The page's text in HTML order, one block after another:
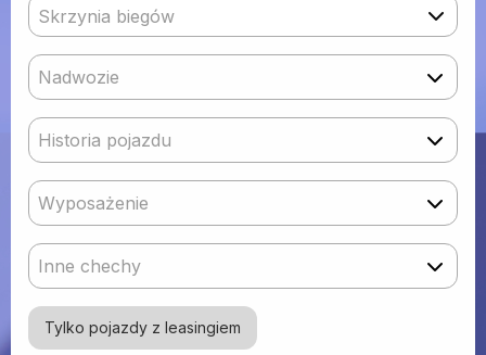
Skrzynia biegów
Nadwozie
Historia pojazdu
Wyposażenie
Inne chechy
Tylko pojazdy z leasingiem